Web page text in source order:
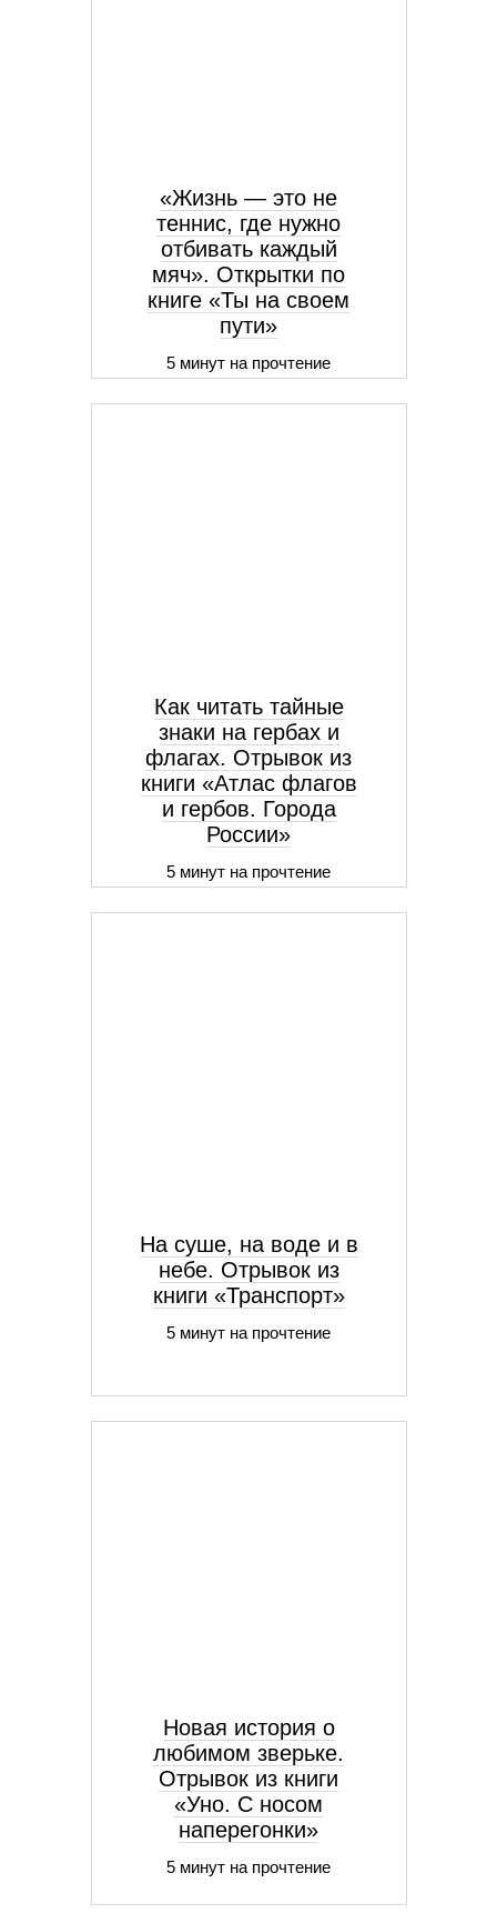
«Жизнь — это не
теннис, где нужно
отбивать каждый
мяч». Открытки по
книге «Ты на своем
пути»
5 минут на прочтение
Как читать тайные
знаки на гербах и
флагах. Отрывок из
книги «Атлас флагов
и гербов. Города
России»
5 минут на прочтение
На суше, на воде и в
небе. Отрывок из
книги «Транспорт»
5 минут на прочтение
Новая история о
любимом зверьке.
Отрывок из книги
«Уно. С носом
наперегонки»
5 минут на прочтение